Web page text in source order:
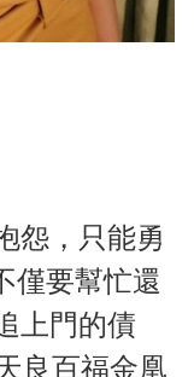
怨，只能勇
僅要幫忙還
上門的債
良百福金凰